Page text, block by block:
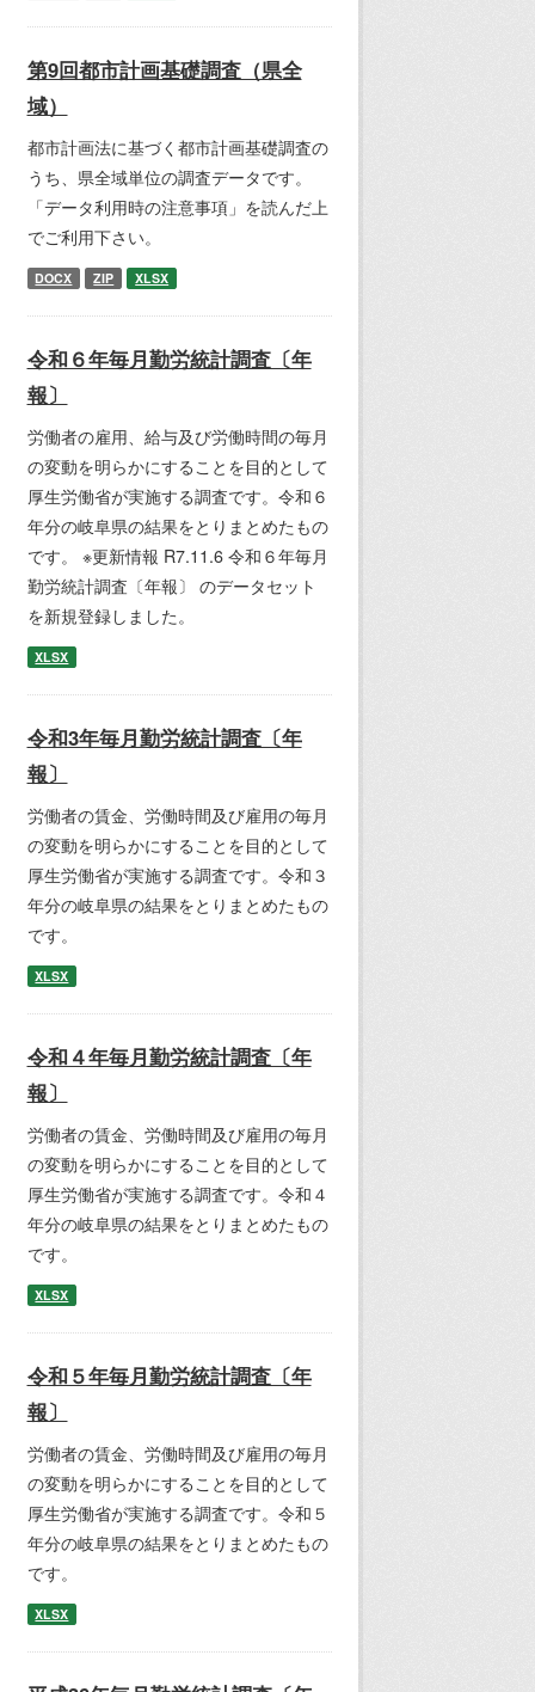
第9回都市計画基礎調査（県全
域）
都市計画法に基づく都市計画基礎調査の
うち、県全域単位の調査データです。
「データ利用時の注意事項」を読んだ上
でご利用下さい。
DOCX ZIP XLSX
令和６年毎月勤労統計調査〔年
報〕
労働者の雇用、給与及び労働時間の毎月
の変動を明らかにすることを目的として
厚生労働省が実施する調査です。令和６
年分の岐阜県の結果をとりまとめたもの
です。 ※更新情報 R7.11.6 令和６年毎月
勤労統計調査〔年報〕 のデータセット
を新規登録しました。
XLSX
令和3年毎月勤労統計調査〔年
報〕
労働者の賃金、労働時間及び雇用の毎月
の変動を明らかにすることを目的として
厚生労働省が実施する調査です。令和３
年分の岐阜県の結果をとりまとめたもの
です。
XLSX
令和４年毎月勤労統計調査〔年
報〕
労働者の賃金、労働時間及び雇用の毎月
の変動を明らかにすることを目的として
厚生労働省が実施する調査です。令和４
年分の岐阜県の結果をとりまとめたもの
です。
XLSX
令和５年毎月勤労統計調査〔年
報〕
労働者の賃金、労働時間及び雇用の毎月
の変動を明らかにすることを目的として
厚生労働省が実施する調査です。令和５
年分の岐阜県の結果をとりまとめたもの
です。
XLSX